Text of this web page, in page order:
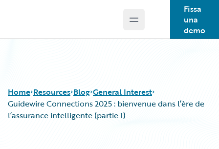
Open main menu
Fissa
una
demo
Home Resources Blog General Interest
Guidewire Connections 2025 : bienvenue dans l’ère de
l’assurance intelligente (partie 1)